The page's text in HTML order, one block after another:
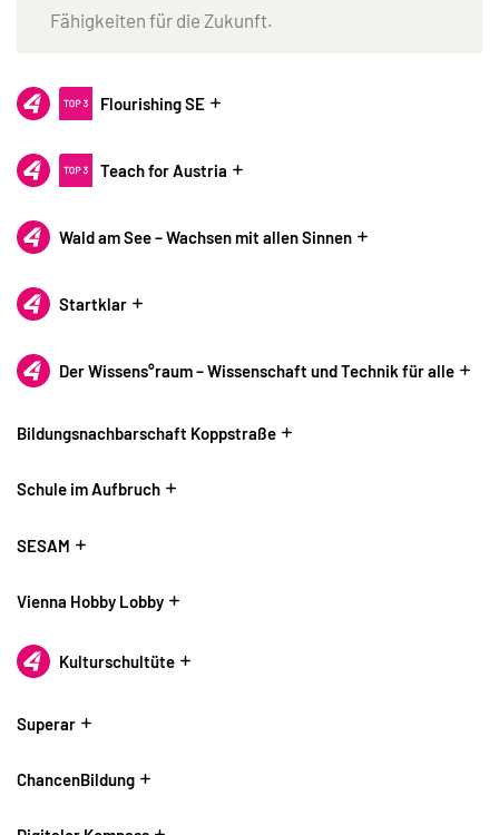
Fähigkeiten für die Zukunft.
Flourishing SE
Teach for Austria
Wald am See – Wachsen mit allen Sinnen
Startklar
Der Wissens°raum – Wissenschaft und Technik für alle
Bildungsnachbarschaft Koppstraße
Schule im Aufbruch
SESAM
Vienna Hobby Lobby
Kulturschultüte
Superar
ChancenBildung